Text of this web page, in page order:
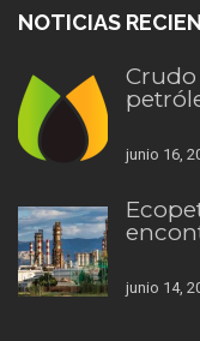
NOTICIAS
Crudo
junio 16,
junio 14,